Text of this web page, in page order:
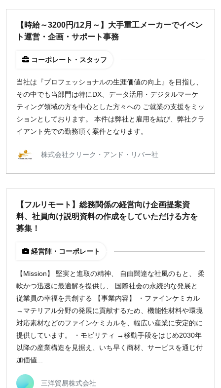
【時給～3200円/12月～】大手重工メーカーでイベン
ト運営・企画・サポート事務
コーポレート・スタッフ
当社は『プロフェッショナルの生涯価値の向上』を目指し、
その中でも当部門は特にDX、データ活用・デジタルマーケ
ティング領域の方を中心とした方々への ご就業の支援をミッ
ションとしております。 本件は弊社と雇用を結び、弊社クラ
イアント先での勤務頂く案件となります。
株式会社クリーク・アンド・リバー社
【フルリモート】総務関係の経営向け企画提案資
料、社員向け説明資料の作成をしていただける方を
募集！
経営陣・コーポレート
【Mission】 堅実と進取の精神、 自由闊達な社風のもと、 柔
軟かつ迅速に最適解を提供し、 国際社会の永続的な発展と
従業員の幸福を共創する 【事業内容】 ・ファインケミカル
→マテリアル分野の発展に貢献するため、機能性材料や環境
対応素材などのファインケミカルを、幅広い産業に安定的に
提供しています。 ・モビリティ →移動手段をはじめ2030年
以降の産業構造を見据え、いち早く商材、サービスを通じ付
加価値...
三洋貿易株式会社